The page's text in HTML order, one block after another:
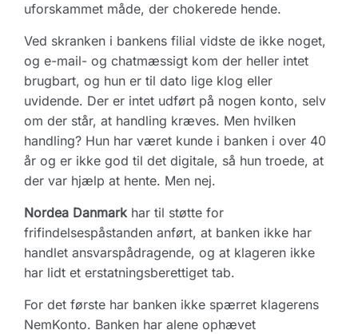
uforskammet måde, der chokerede hende.
Ved skranken i bankens filial vidste de ikke noget,
og e-mail- og chatmæssigt kom der heller intet
brugbart, og hun er til dato lige klog eller
uvidende. Der er intet udført på nogen konto, selv
om der står, at handling kræves. Men hvilken
handling? Hun har været kunde i banken i over 40
år og er ikke god til det digitale, så hun troede, at
der var hjælp at hente. Men nej.
Nordea Danmarkhar til støtte for
frifindelsespåstanden anført, at banken ikke har
handlet ansvarspådragende, og at klageren ikke
har lidt et erstatningsberettiget tab.
For det første har banken ikke spærret klagerens
NemKonto. Banken har alene ophævet